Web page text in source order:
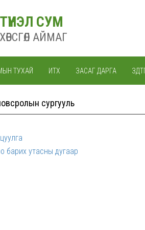
ТҮНЭЛ СУМ
ХӨВСГӨЛ АЙМАГ
ТУХАЙ ИТХ ЗАСАГ ДАРГА
сургууль
барих утасны дугаар